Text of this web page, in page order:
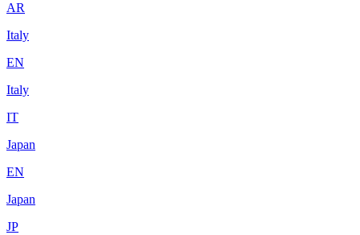
AR
Italy
EN
Italy
IT
Japan
EN
Japan
JP